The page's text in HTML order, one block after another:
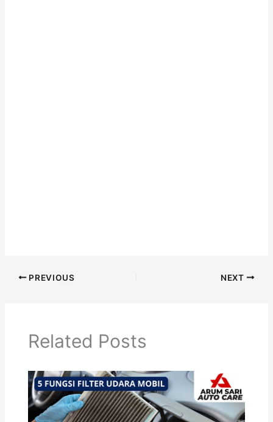
PREVIOUS NEXT
Related Posts